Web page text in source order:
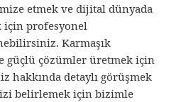
etmek ve dijital dünyada
için profesyonel
Karmaşık
güçlü çözümler üretmek için
hakkında detaylı görüşmek
belirlemek için bizimle